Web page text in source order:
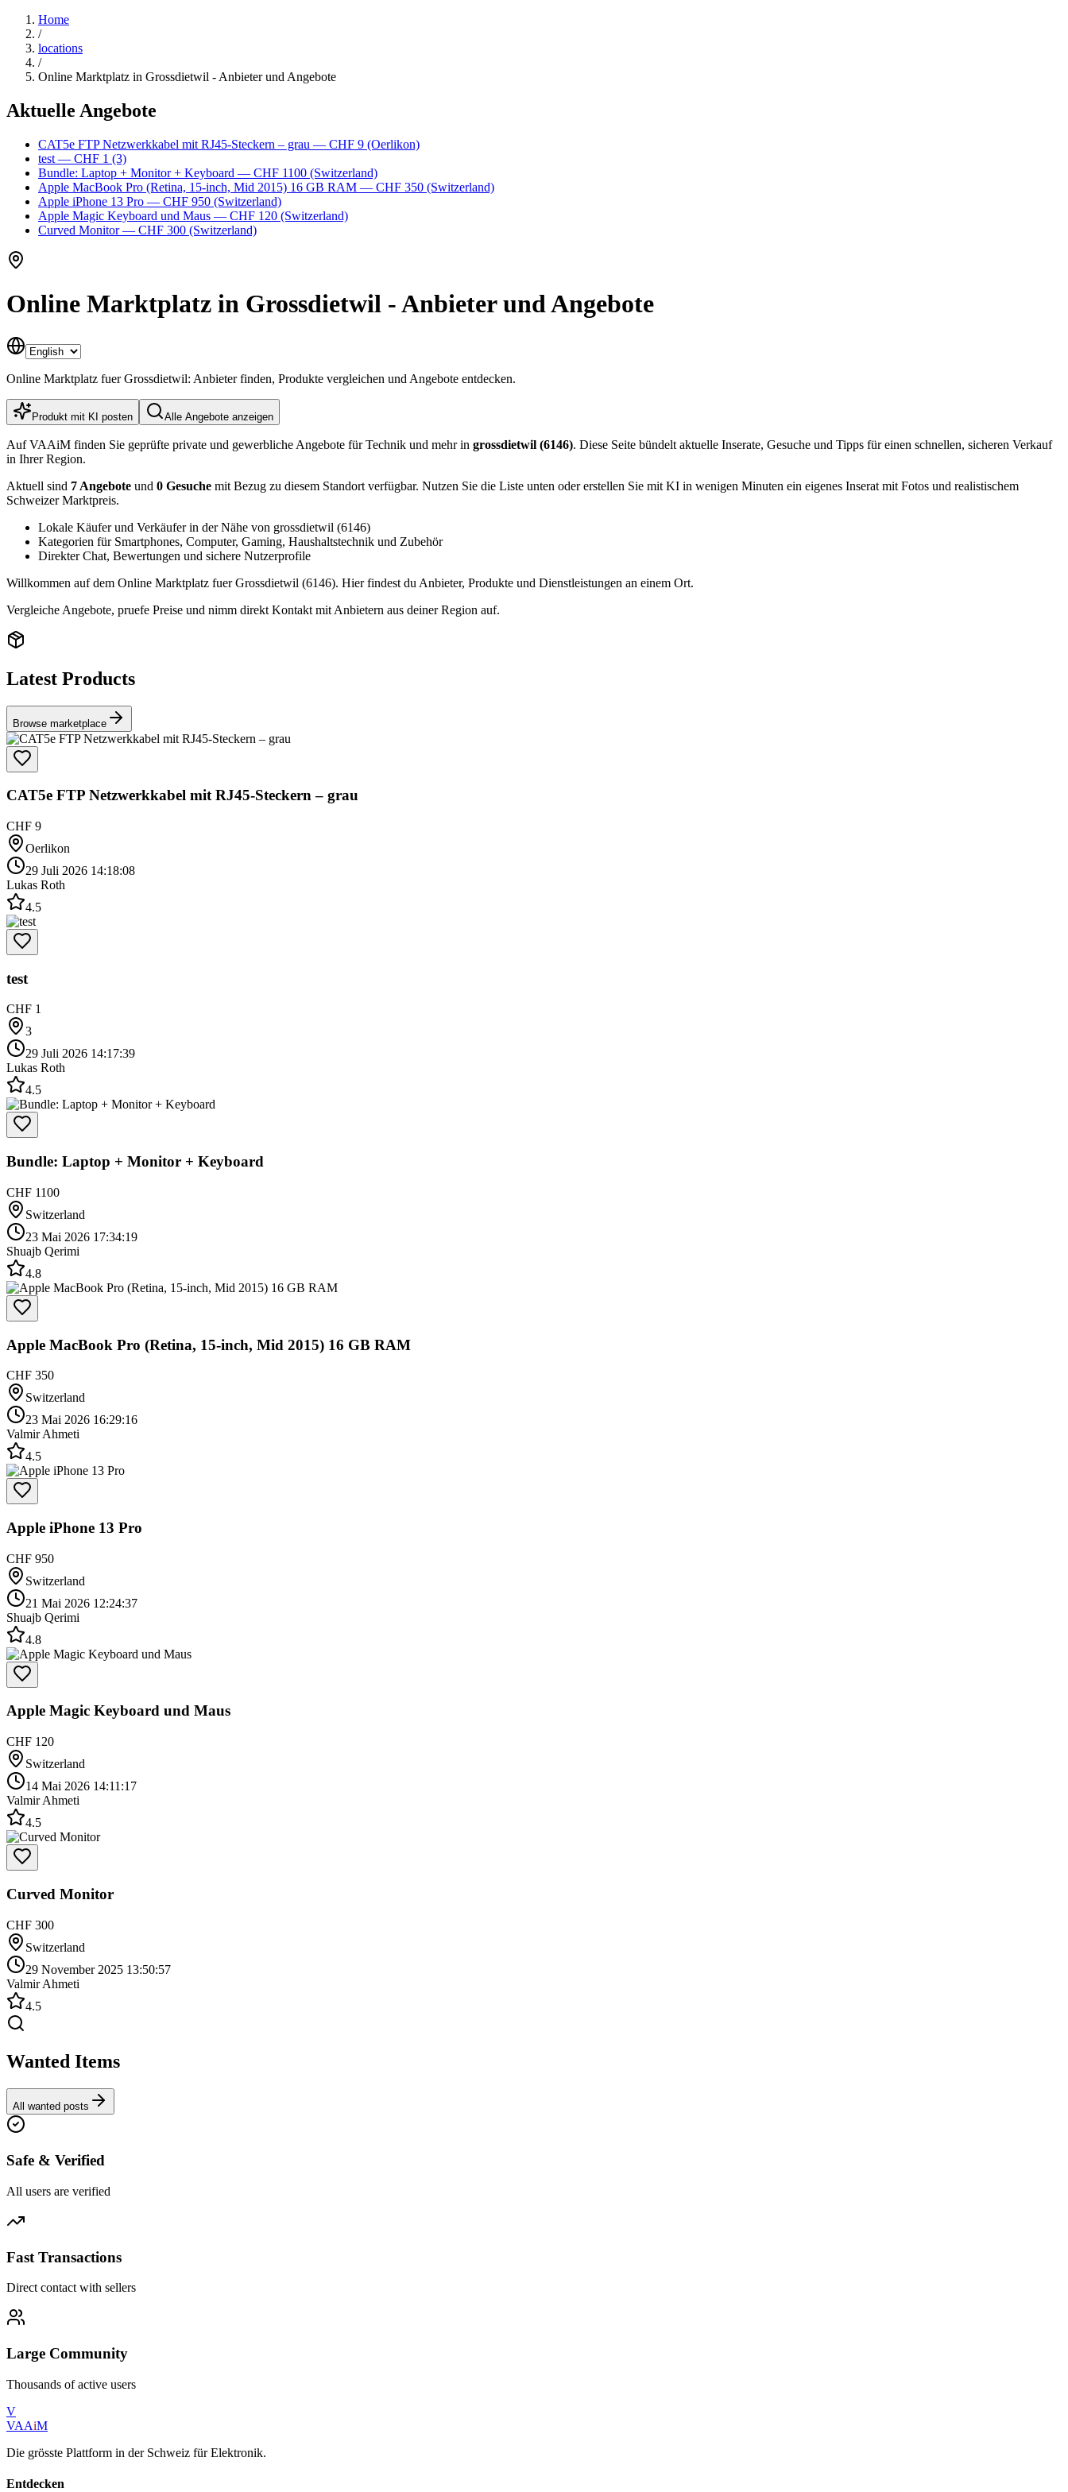
Home
/
locations
/
Online Marktplatz in Grossdietwil - Anbieter und Angebote
Aktuelle Angebote
CAT5e FTP Netzwerkkabel mit RJ45-Steckern – grau — CHF 9 (Oerlikon)
test — CHF 1 (3)
Bundle: Laptop + Monitor + Keyboard — CHF 1100 (Switzerland)
Apple MacBook Pro (Retina, 15-inch, Mid 2015) 16 GB RAM — CHF 350 (Switzerland)
Apple iPhone 13 Pro — CHF 950 (Switzerland)
Apple Magic Keyboard und Maus — CHF 120 (Switzerland)
Curved Monitor— CHF 300 (Switzerland)
Online Marktplatz in Grossdietwil - Anbieter und Angebote
Online Marktplatz fuer Grossdietwil: Anbieter finden, Produkte vergleichen und Angebote entdecken.
Produkt mit KI posten Alle Angebote anzeigen
Auf VAAiM finden Sie geprüfte private und gewerbliche Angebote für Technik und mehr in grossdietwil (6146). Diese Seite bündelt aktuelle Inserate, Gesuche und Tipps für einen schnellen, sicheren Verkauf
in Ihrer Region.
Aktuell sind 7 Angebote und 0 Gesuche mit Bezug zu diesem Standort verfügbar. Nutzen Sie die Liste unten oder erstellen Sie mit KI in wenigen Minuten ein eigenes Inserat mit Fotos und realistischem
Schweizer Marktpreis.
Lokale Käufer und Verkäufer in der Nähe von grossdietwil (6146)
Kategorien für Smartphones, Computer, Gaming, Haushaltstechnik und Zubehör
Direkter Chat, Bewertungen und sichere Nutzerprofile
Willkommen auf dem Online Marktplatz fuer Grossdietwil (6146). Hier findest du Anbieter, Produkte und Dienstleistungen an einem Ort.
Vergleiche Angebote, pruefe Preise und nimm direkt Kontakt mit Anbietern aus deiner Region auf.
Latest Products
Browse marketplace
CAT5e FTP Netzwerkkabel mit RJ45-Steckern – grau
CHF 9
Oerlikon
29 Juli 2026 14:18:08
Lukas Roth
4.5
test
CHF 1
3
29 Juli 2026 14:17:39
Lukas Roth
4.5
Bundle: Laptop + Monitor + Keyboard
CHF 1100
Switzerland
23 Mai 2026 17:34:19
Shuajb Qerimi
4.8
Apple MacBook Pro (Retina, 15-inch, Mid 2015) 16 GB RAM
CHF 350
Switzerland
23 Mai 2026 16:29:16
Valmir Ahmeti
4.5
Apple iPhone 13 Pro
CHF 950
Switzerland
21 Mai 2026 12:24:37
Shuajb Qerimi
4.8
Apple Magic Keyboard und Maus
CHF 120
Switzerland
14 Mai 2026 14:11:17
Valmir Ahmeti
4.5
Curved Monitor
CHF 300
Switzerland
29 November 2025 13:50:57
Valmir Ahmeti
4.5
Wanted Items
All wanted posts
Safe & Verified
All users are verified
Fast Transactions
Direct contact with sellers
Large Community
Thousands of active users
V
VAAiM
Die grösste Plattform in der Schweiz für Elektronik.
Entdecken